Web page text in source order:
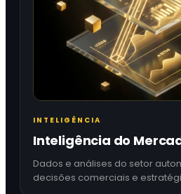
INTELIGÊNCIA
Inteligência do
Dados e análises do setor
decisões comerciais e